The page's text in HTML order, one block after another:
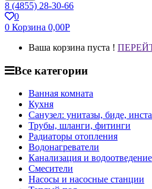
8 (4855) 28-30-66
0
0 Корзина 0,00Р
Ваша корзина пуста !
Все категории
Ванная комната
Кухня
Санузел: унитазы, биде,
Трубы, шланги, фитинги
Радиаторы отопления
Водонагреватели
Канализация и водоотведение
Смесители
Насосы и насосные станции